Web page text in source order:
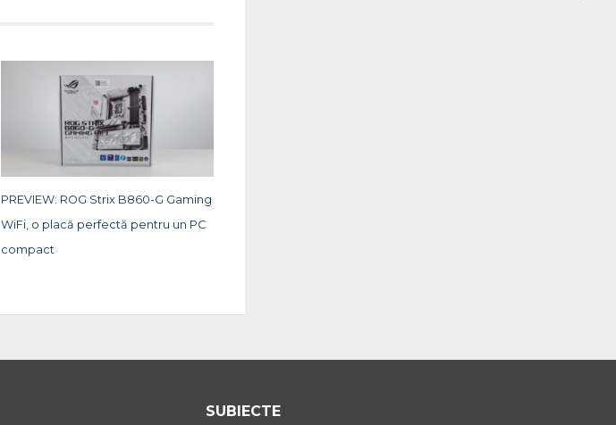
PREVIEW: ROG Strix B860-G Gaming
WiFi, o placă perfectă pentru un PC
compact
SUBIECTE